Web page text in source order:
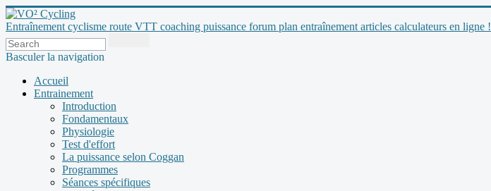
Entraînement cyclisme route VTT coaching puissance forum plan entraînement articles calculateurs en ligne !
Basculer la navigation
Accueil
Entrainement
Introduction
Fondamentaux
Physiologie
Test d'effort
La puissance selon Coggan
Programmes
Séances spécifiques